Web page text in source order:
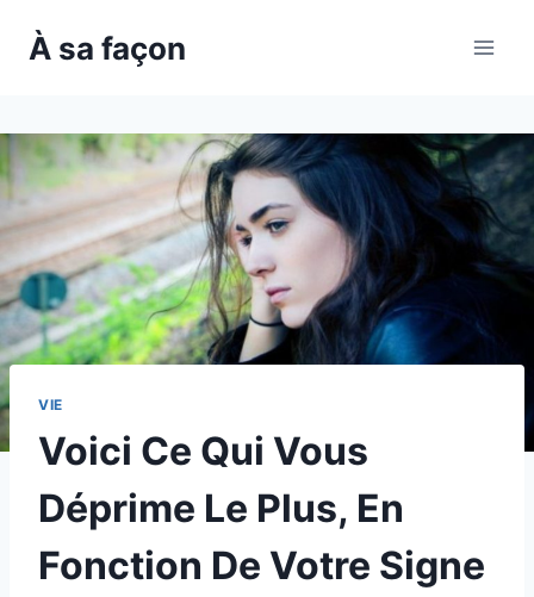
À sa façon
VIE
Voici Ce Qui Vous
Déprime Le Plus, En
Fonction De Votre Signe